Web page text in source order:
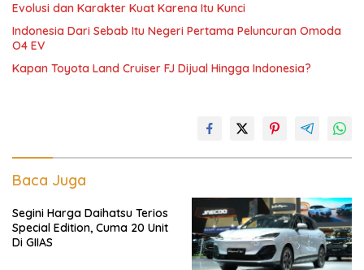
Evolusi dan Karakter Kuat Karena Itu Kunci
Indonesia Dari Sebab Itu Negeri Pertama Peluncuran Omoda
O4 EV
Kapan Toyota Land Cruiser FJ Dijual Hingga Indonesia?
Baca Juga
Segini Harga Daihatsu Terios
Special Edition, Cuma 20 Unit
Di GIIAS